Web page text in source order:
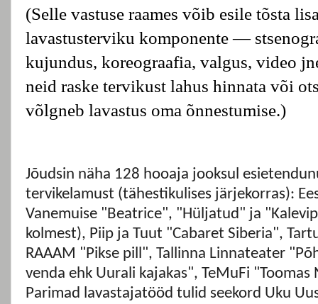
(Selle vastuse raames võib esile tõsta
lavastusterviku komponente —
kujundus, koreograafia, valgus, video
neid raske tervikust lahus hinnata või
võlgneb lavastus oma õnnestumise.)
Jõudsin näha 128 hooaja jooksul
tervikelamust (tähestikulises järjekorras):
Vanemuise "Beatrice", "Hüljatud" ja
kolmest), Piip ja Tuut "Cabaret Siberia",
RAAAM "Pikse pill", Tallinna Linnateater
venda ehk Uurali kajakas", TeMuFi "Toomas
Parimad lavastajatööd tulid seekord Uku